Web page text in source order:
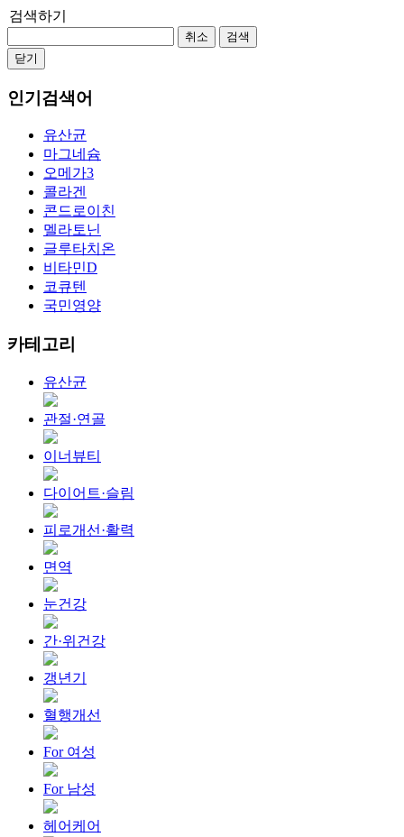
검색하기
취소
검색
닫기
인기검색어
유산균
마그네슘
오메가3
콜라겐
콘드로이친
멜라토닌
글루타치온
비타민D
코큐텐
국민영양
카테고리
유산균
관절·연골
이너뷰티
다이어트·슬림
피로개선·활력
면역
눈건강
간·위건강
갱년기
혈행개선
For 여성
For 남성
헤어케어